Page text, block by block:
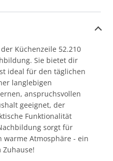
Küchenzeile 52.210
Sie bietet dir
ideal für den täglichen
langlebigen
anspruchsvollen
geeignet, der
Funktionalität
sorgt für
warme Atmosphäre - ein